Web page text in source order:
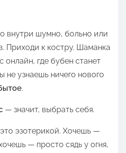
внутри шумно, больно или
Приходи к костру. Шаманка
онлайн, где бубен станет
не узнаешь ничего нового
.
— значит, выбрать себя.
эзотерикой. Хочешь —
— просто сядь у огня,